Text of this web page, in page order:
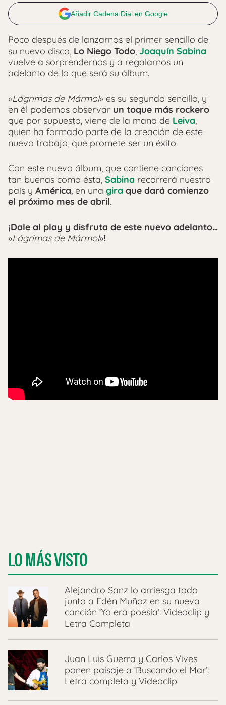
Añadir Cadena Dial en Google
Poco después de lanzarnos el primer sencillo de
su nuevo disco, Lo Niego Todo, Joaquín Sabina
vuelve a sorprendernos y a regalarnos un
adelanto de lo que será su álbum.
»Lágrimas de Mármol» es su segundo sencillo, y
en él podemos observar un toque más rockero
que por supuesto, viene de la mano de Leiva,
quien ha formado parte de la creación de este
nuevo trabajo, que promete ser un éxito.
Con este nuevo álbum, que contiene canciones
tan buenas como ésta, Sabina recorrerá nuestro
país y América, en una gira que dará comienzo
el próximo mes de abril.
¡Dale al play y disfruta de este nuevo adelanto…
»Lágrimas de Mármol»!
LO MÁS VISTO
Alejandro Sanz lo arriesga todo
junto a Edén Muñoz en su nueva
canción ‘Yo era poesía’: Videoclip y
Letra Completa
Juan Luis Guerra y Carlos Vives
ponen paisaje a ‘Buscando el Mar’:
Letra completa y Videoclip